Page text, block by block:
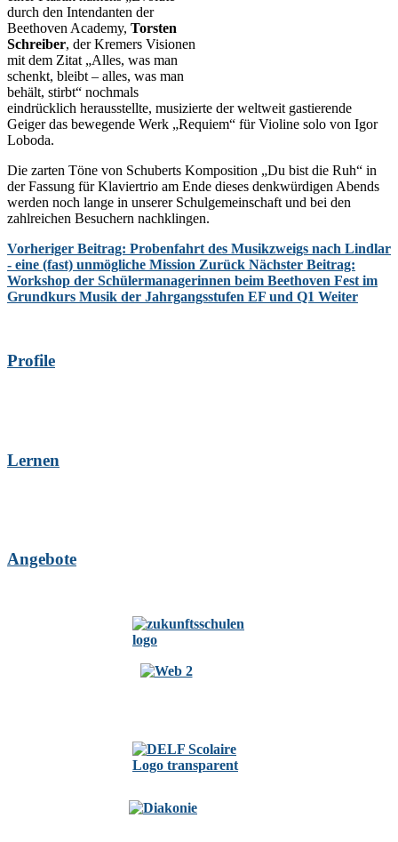
durch den Intendanten der
Beethoven Academy, Torsten
Schreiber, der Kremers Visionen
mit dem Zitat „Alles, was man
schenkt, bleibt – alles, was man
behält, stirbt“ nochmals
eindrücklich herausstellte, musizierte der weltweit gastierende
Geiger das bewegende Werk „Requiem“ für Violine solo von Igor
Loboda.
Die zarten Töne von Schuberts Komposition „Du bist die Ruh“ in
der Fassung für Klaviertrio am Ende dieses denkwürdigen Abends
werden noch lange in unserer Schulgemeinschaft und bei den
zahlreichen Besuchern nachklingen.
Vorheriger Beitrag: Probenfahrt des Musikzweigs nach Lindlar
- eine (fast) unmögliche Mission Zurück Nächster Beitrag:
Workshop der Schülermanagerinnen beim Beethoven Fest im
Grundkurs Musik der Jahrgangsstufen EF und Q1 Weiter
Profile
Lernen
Angebote